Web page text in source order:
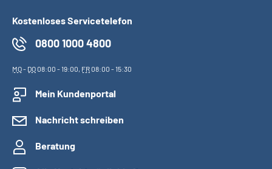
Kostenloses Servicetelefon
0800 1000 4800
MO- DO08:00 - 19:00, FR08:00 - 15:30
Mein Kundenportal
Nachricht schreiben
Beratung